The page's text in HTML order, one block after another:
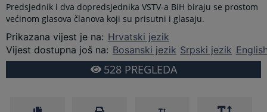
Predsjednik i dva dopredsjednika VSTV-a BiH biraju se prostom
većinom glasova članova koji su prisutni i glasaju.
Prikazana vijest je na: Hrvatski jezik
Vijest dostupna još na: Bosanski jezik Srpski jezik
528PREGLEDA